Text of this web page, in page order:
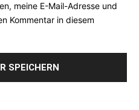
meine E-Mail-Adresse und
Kommentar in diesem